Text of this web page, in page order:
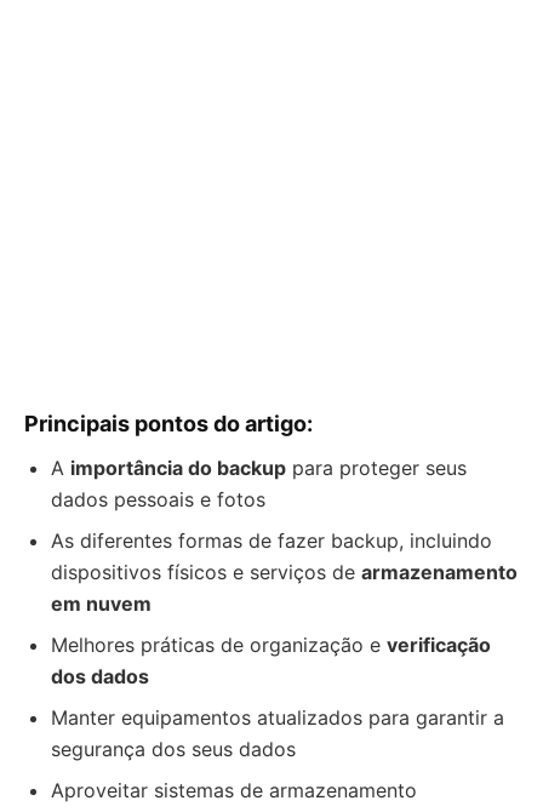
Principais pontos do artigo:
A importância do backup para proteger seus
dados pessoais e fotos
As diferentes formas de fazer backup, incluindo
dispositivos físicos e serviços de armazenamento
em nuvem
Melhores práticas de organização e verificação
dos dados
Manter equipamentos atualizados para garantir a
segurança dos seus dados
Aproveitar sistemas de armazenamento